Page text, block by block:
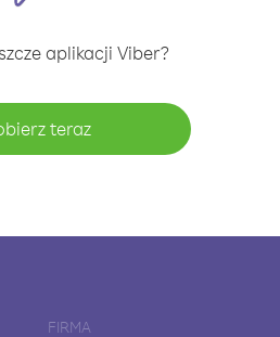
aplikacji Viber?
teraz
FIRMA